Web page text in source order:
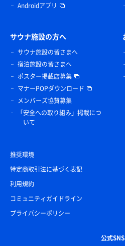
Androidアプリ
サウナ施設の方へ
サウナ施設の皆さまへ
宿泊施設の皆さまへ
ポスター掲載店募集
マナーPOPダウンロード
メンバーズ協賛募集
「安全への取り組み」掲載につ
いて
推奨環境
特定商取引法に基づく表記
利用規約
コミュニティガイドライン
プライバシーポリシー
公式SNS